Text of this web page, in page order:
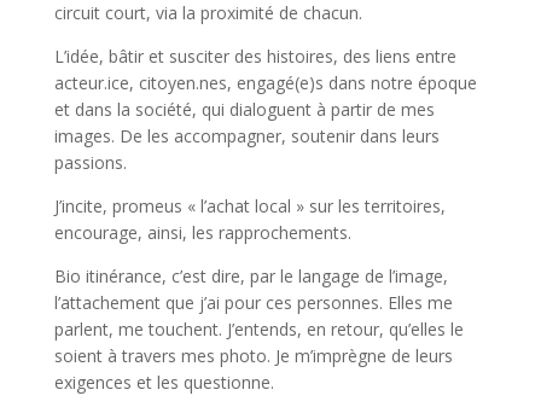
circuit court, via la proximité de chacun.
L’idée, bâtir et susciter des histoires, des liens entre
acteur.ice, citoyen.nes, engagé(e)s dans notre époque
et dans la société, qui dialoguent à partir de mes
images. De les accompagner, soutenir dans leurs
passions.
J’incite, promeus « l’achat local » sur les territoires,
encourage, ainsi, les rapprochements.
Bio itinérance, c’est dire, par le langage de l’image,
l’attachement que j’ai pour ces personnes. Elles me
parlent, me touchent. J’entends, en retour, qu’elles le
soient à travers mes photo. Je m’imprègne de leurs
exigences et les questionne.